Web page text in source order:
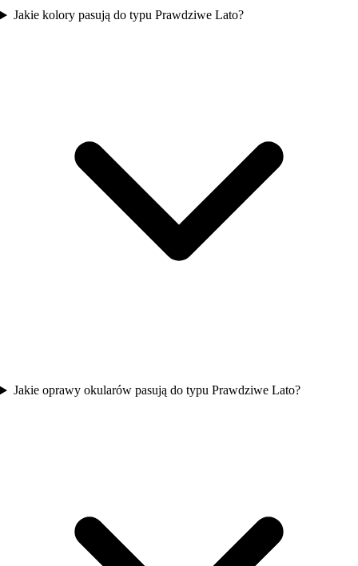
Jakie kolory pasują do typu Prawdziwe Lato?
Jakie oprawy okularów pasują do typu Prawdziwe Lato?